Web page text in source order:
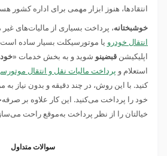
انتقادها، هنوز ابزار مهمی برای اداره کشور
خوشبختانه، پرداخت بسیاری از مالیات‌های
انتقال خودرو یا موتورسیکلت بسیار ساده
اپلیکیشن قبضینو شوید و به بخش خدمات «
استعلام و پرداخت مالیات نقل و انتقال
کنید. با این روش، در چند دقیقه و بدون نیاز
خود را پرداخت می‌کنید. این کار علاوه بر
خیالتان را از نظر پرداخت به‌موقع راحت
سوالات متداول